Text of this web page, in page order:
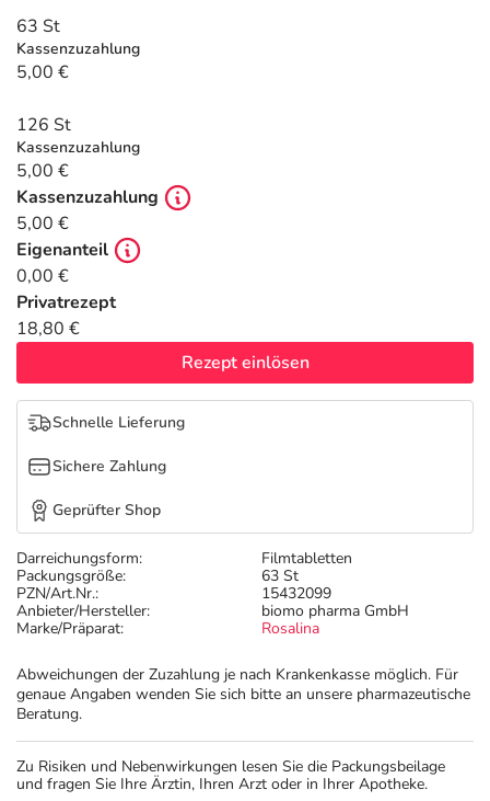
Tierapotheke
Vitamine & Mineralstoffe
Marken
Salus Deals
Darreichungsform:
Filmtabletten
Packungsgröße:
63 St
PZN/Art.Nr.:
15432099
Anbieter/Hersteller:
biomo pharma GmbH
Marke/Präparat:
Rosalina
Abweichungen der Zuzahlung je nach Krankenkasse möglich. Für
genaue Angaben wenden Sie sich bitte an unsere pharmazeutische
Beratung.
63 St
Kassenzuzahlung
5,00 €
126 St
Kassenzuzahlung
5,00 €
Kassenzuzahlung
5,00 €
Eigenanteil
0,00 €
Privatrezept
18,80 €
Rezept einlösen
Schnelle Lieferung
Sichere Zahlung
Geprüfter Shop
Zu Risiken und Nebenwirkungen lesen Sie die Packungsbeilage
und fragen Sie Ihre Ärztin, Ihren Arzt oder in Ihrer Apotheke.